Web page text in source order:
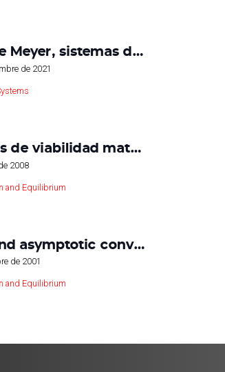
Meyer, sistemas d…
de 2021
de viabilidad mat…
2008
and Equilibrium
asymptotic conv…
de 2001
and Equilibrium